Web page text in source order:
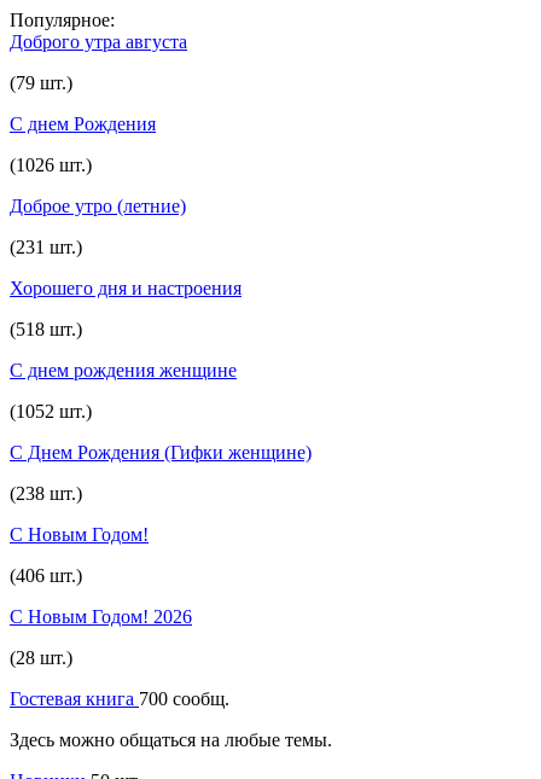
Популярное:
Доброго утра августа
(79 шт.)
С днем Рождения
(1026 шт.)
Доброе утро (летние)
(231 шт.)
Хорошего дня и настроения
(518 шт.)
С днем рождения женщине
(1052 шт.)
С Днем Рождения (Гифки женщине)
(238 шт.)
С Новым Годом!
(406 шт.)
С Новым Годом! 2026
(28 шт.)
Гостевая книга 700 сообщ.
Здесь можно общаться на любые темы.